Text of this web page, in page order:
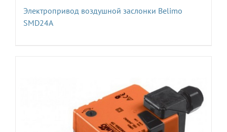
Электропривод воздушной заслонки Belimo
SMD24A